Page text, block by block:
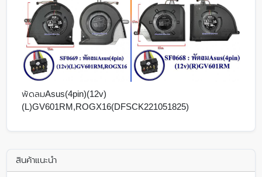
พัดลมAsus(4pin)(12v)
(L)GV601RM,ROGX16(DFSCK221051825)
สินค้าแนะนำ